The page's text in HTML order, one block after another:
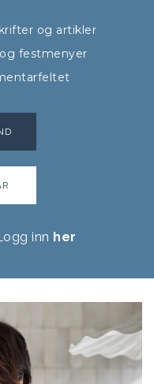
og artikler
festmenyer
inn her